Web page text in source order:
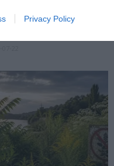
Privacy Policy
ÉS MENEDÉK